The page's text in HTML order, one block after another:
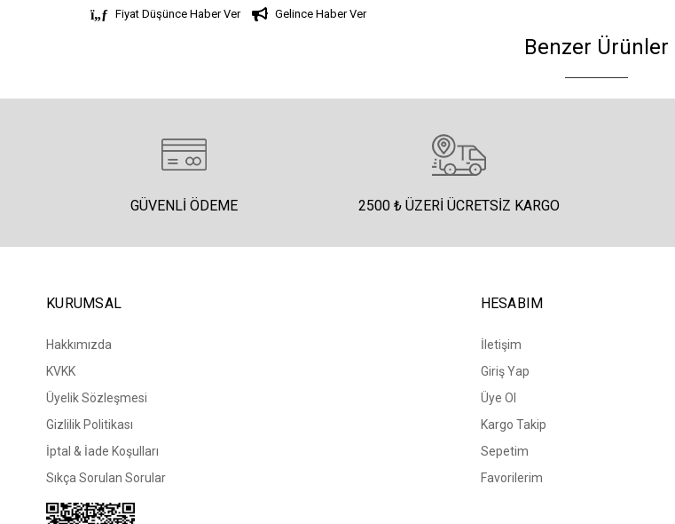
Fiyat Düşünce Haber Ver Gelince Haber Ver
Benzer Ürünler
GÜVENLI ÖDEME 2500 ₺ ÜZERI ÜCRETSIZ KARGO
KURUMSAL
Hakkımızda
KVKK
Üyelik Sözleşmesi
Gizlilik Politikası
İptal & İade Koşulları
Sıkça Sorulan Sorular
HESABIM
İletişim
Giriş Yap
Üye Ol
Kargo Takip
Sepetim
Favorilerim